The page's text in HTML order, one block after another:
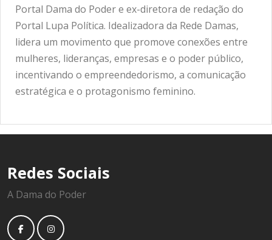
Portal Dama do Poder e ex-diretora de redação do
Portal Lupa Política. Idealizadora da Rede Damas,
lidera um movimento que promove conexões entre
mulheres, lideranças, empresas e o poder público,
incentivando o empreendedorismo, a comunicação
estratégica e o protagonismo feminino.
Redes Sociais
A Dama do Poder